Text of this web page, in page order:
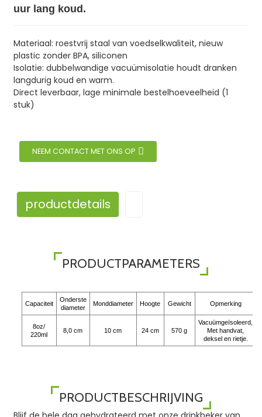
uur lang koud.
Materiaal: roestvrij staal van voedselkwaliteit, nieuw
plastic zonder BPA, siliconen
Isolatie: dubbelwandige vacuümisolatie houdt dranken
langdurig koud en warm.
Direct leverbaar, lage minimale bestelhoeveelheid (1
stuk)
NEEM CONTACT MET ONS OP
productdetails
PRODUCTPARAMETERS
Capaciteit
Onderste
diameter
Monddiameter Hoogte Gewicht Opmerking
8oz/
220ml
8,0 cm 10 cm 24 cm 570 g
Vacuümgeïsoleerd,
Met handvat,
deksel en rietje.
PRODUCTBESCHRIJVING